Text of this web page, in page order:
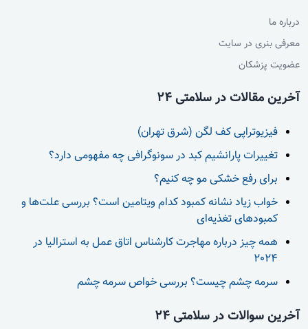
درباره ما
معرفی بنری در سایت
عضویت پزشکان
آخرین مقالات در سلامتی 24
فیزیوتراپی کف لگن (شرق تهران)
تغییرات پارانشیم کبد در سونوگرافی چه مفهومی دارد؟
برای رفع خشکی مو چه کنیم؟
خواب زیاد نشانه کمبود کدام ویتامین است؟ بررسی علت‌ها و
کمبودهای تغذیه‌ای
همه چیز درباره مهاجرت کارشناس اتاق عمل به استرالیا در
2024
سرمه چشم چیست؟ بررسی خواص سرمه چشم
آخرین سوالات در سلامتی 24